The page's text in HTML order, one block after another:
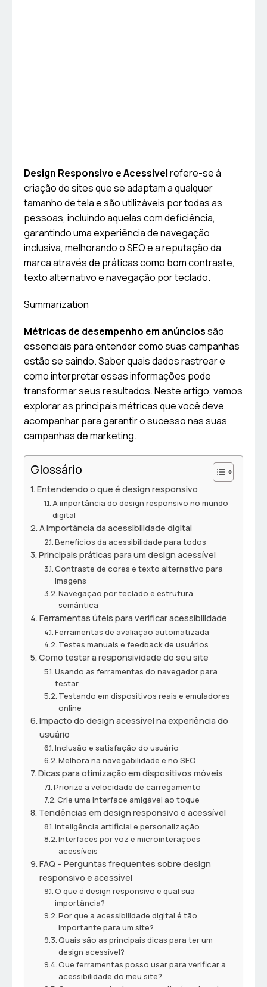
Design Responsivo e Acessívelrefere-se à
criação de sites que se adaptam a qualquer
tamanho de tela e são utilizáveis por todas as
pessoas, incluindo aquelas com deficiência,
garantindo uma experiência de navegação
inclusiva, melhorando o SEO e a reputação da
marca através de práticas como bom contraste,
texto alternativo e navegação por teclado.
Summarization
Métricas de desempenho em anúnciossão
essenciais para entender como suas campanhas
estão se saindo. Saber quais dados rastrear e
como interpretar essas informações pode
transformar seus resultados. Neste artigo, vamos
explorar as principais métricas que você deve
acompanhar para garantir o sucesso nas suas
campanhas de marketing.
Glossário
Entendendo o que é design responsivo
A importância do design responsivo no mundo
digital
A importância da acessibilidade digital
Benefícios da acessibilidade para todos
Principais práticas para um design acessível
Contraste de cores e texto alternativo para
imagens
Navegação por teclado e estrutura
semântica
Ferramentas úteis para verificar acessibilidade
Ferramentas de avaliação automatizada
Testes manuais e feedback de usuários
Como testar a responsividade do seu site
Usando as ferramentas do navegador para
testar
Testando em dispositivos reais e emuladores
online
Impacto do design acessível na experiência do
usuário
Inclusão e satisfação do usuário
Melhora na navegabilidade e no SEO
Dicas para otimização em dispositivos móveis
Priorize a velocidade de carregamento
Crie uma interface amigável ao toque
Tendências em design responsivo e acessível
Inteligência artificial e personalização
Interfaces por voz e microinterações
acessíveis
FAQ – Perguntas frequentes sobre design
responsivo e acessível
O que é design responsivo e qual sua
importância?
Por que a acessibilidade digital é tão
importante para um site?
Quais são as principais dicas para ter um
design acessível?
Que ferramentas posso usar para verificar a
acessibilidade do meu site?